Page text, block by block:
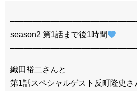
season2 第1話まで後1時間
織田裕二さんと
第1話スペシャルゲスト反町隆史さ